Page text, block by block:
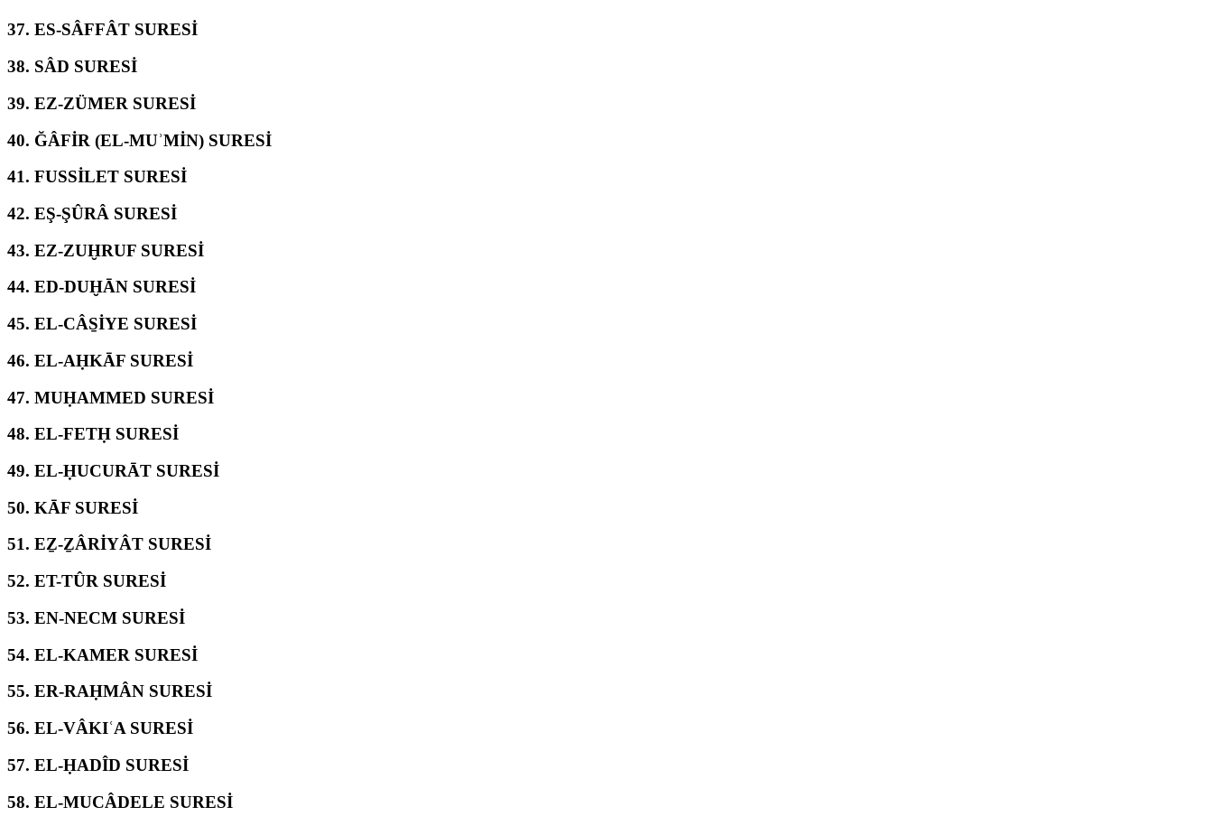
37. ES-SÂFFÂT SURESİ
38. SÂD SURESİ
39. EZ-ZÜMER SURESİ
40. ĞÂFİR (EL-MUʾMİN) SURESİ
41. FUSSİLET SURESİ
42. EŞ-ŞÛRÂ SURESİ
43. EZ-ZUḪRUF SURESİ
44. ED-DUḪĀN SURESİ
45. EL-CÂS̱İYE SURESİ
46. EL-AḤKĀF SURESİ
47. MUḤAMMED SURESİ
48. EL-FETḤ SURESİ
49. EL-ḤUCURĀT SURESİ
50. KĀF SURESİ
51. EẔ-ẔÂRİYÂT SURESİ
52. ET-TÛR SURESİ
53. EN-NECM SURESİ
54. EL-KAMER SURESİ
55. ER-RAḤMÂN SURESİ
56. EL-VÂKIʿA SURESİ
57. EL-ḤADÎD SURESİ
58. EL-MUCÂDELE SURESİ